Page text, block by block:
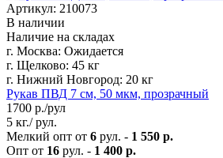
Артикул: 210073
В наличии
Наличие на складах
г. Москва: Ожидается
г. Щелково: 45 кг
г. Нижний Новгород: 20 кг
Рукав ПВД 7 см, 50 мкм, прозрачный
1700 р./рул
5 кг./ рул.
Мелкий опт от 6 рул. - 1 550 р.
Опт от 16 рул. - 1 400 р.